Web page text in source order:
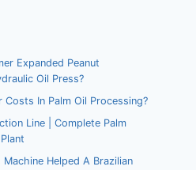
Expanded Peanut
Oil Press?
Costs In Palm Oil Processing?
Line | Complete Palm
Helped A Brazilian